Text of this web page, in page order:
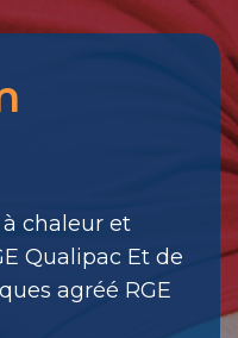
chaleur et
Qualipac Et de
agréé RGE